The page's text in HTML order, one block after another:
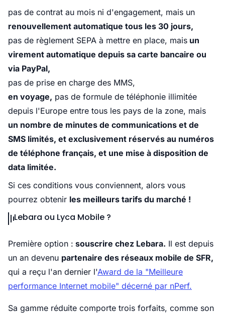
pas de contrat au mois ni d'engagement, mais un
renouvellement automatique tous les 30 jours,
pas de règlement SEPA à mettre en place, mais un
virement automatique depuis sa carte bancaire ou
via PayPal,
pas de prise en charge des MMS,
en voyage, pas de formule de téléphonie illimitée
depuis l'Europe entre tous les pays de la zone, mais
un nombre de minutes de communications et de
SMS limités, et exclusivement réservés au numéros
de téléphone français, et une mise à disposition de
data limitée.
Si ces conditions vous conviennent, alors vous
pourrez obtenir les meilleurs tarifs du marché !
Lebara ou Lyca Mobile ?
Première option : souscrire chez Lebara. Il est depuis
un an devenu partenaire des réseaux mobile de SFR,
qui a reçu l'an dernier l'Award de la "Meilleure
performance Internet mobile" décerné par nPerf.
Sa gamme réduite comporte trois forfaits, comme son